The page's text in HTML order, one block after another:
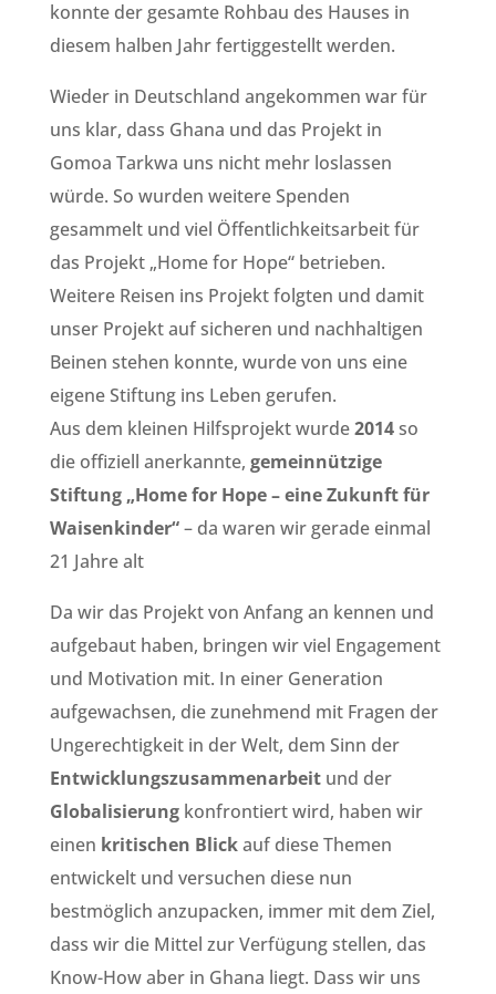
konnte der gesamte Rohbau des Hauses in
diesem halben Jahr fertiggestellt werden.
Wieder in Deutschland angekommen war für
uns klar, dass Ghana und das Projekt in
Gomoa Tarkwa uns nicht mehr loslassen
würde. So wurden weitere Spenden
gesammelt und viel Öffentlichkeitsarbeit für
das Projekt „Home for Hope“ betrieben.
Weitere Reisen ins Projekt folgten und damit
unser Projekt auf sicheren und nachhaltigen
Beinen stehen konnte, wurde von uns eine
eigene Stiftung ins Leben gerufen.
Aus dem kleinen Hilfsprojekt wurde2014so
die offiziell anerkannte, gemeinnützige
Stiftung „Home for Hope – eine Zukunft für
Waisenkinder“– da waren wir gerade einmal
21 Jahre alt
Da wir das Projekt von Anfang an kennen und
aufgebaut haben, bringen wir viel Engagement
und Motivation mit. In einer Generation
aufgewachsen, die zunehmend mit Fragen der
Ungerechtigkeit in der Welt, dem Sinn der
Entwicklungszusammenarbeitund der
Globalisierungkonfrontiert wird, haben wir
einen kritischen Blickauf diese Themen
entwickelt und versuchen diese nun
bestmöglich anzupacken, immer mit dem Ziel,
dass wir die Mittel zur Verfügung stellen, das
Know-How aber in Ghana liegt. Dass wir uns